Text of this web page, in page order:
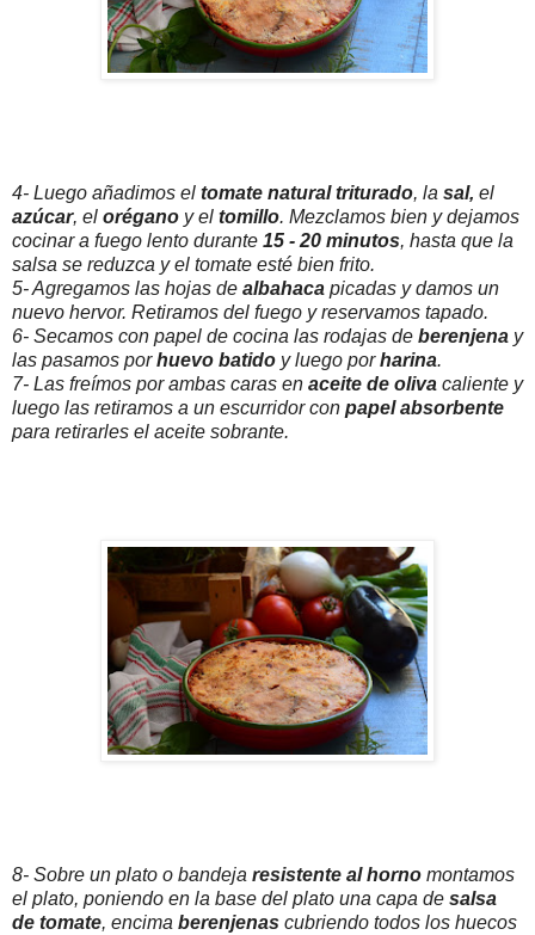
4- Luego añadimos el tomate natural triturado, la sal, el
azúcar, el orégano y el tomillo. Mezclamos bien y dejamos
cocinar a fuego lento durante 15 - 20 minutos, hasta que la
salsa se reduzca y el tomate esté bien frito.
5- Agregamos las hojas de albahaca picadas y damos un
nuevo hervor. Retiramos del fuego y reservamos tapado.
6- Secamos con papel de cocina las rodajas de berenjena y
las pasamos porhuevo batido y luego porharina.
7- Las freímos por ambas caras en aceite de oliva caliente y
luego las retiramos a un escurridor con papel absorbente
para retirarles el aceite sobrante.
8- Sobre un plato o bandeja resistente al horno montamos
el plato, poniendo en la base del plato una capa de salsa
de tomate, encima berenjenas cubriendo todos los huecos